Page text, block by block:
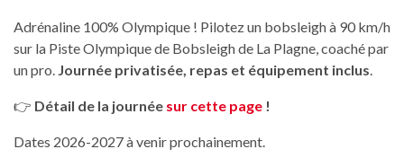
Adrénaline 100% Olympique ! Pilotez un bobsleigh à 90 km/h
sur la Piste Olympique de Bobsleigh de La Plagne, coaché par
un pro. Journée privatisée, repas et équipement inclus.
👉 Détail de la journée sur cette page !
Dates 2026-2027 à venir prochainement.